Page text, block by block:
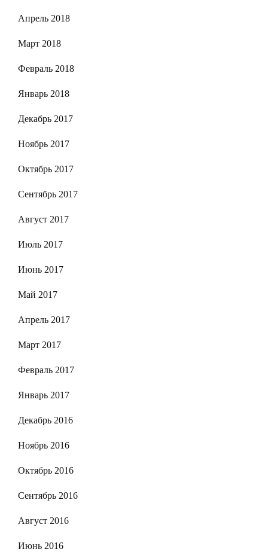
Апрель 2018
Март 2018
Февраль 2018
Январь 2018
Декабрь 2017
Ноябрь 2017
Октябрь 2017
Сентябрь 2017
Август 2017
Июль 2017
Июнь 2017
Май 2017
Апрель 2017
Март 2017
Февраль 2017
Январь 2017
Декабрь 2016
Ноябрь 2016
Октябрь 2016
Сентябрь 2016
Август 2016
Июнь 2016